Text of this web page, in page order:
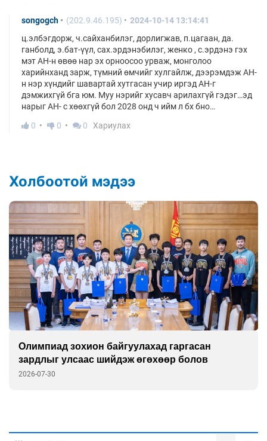
songogch (202.9.46.195)
2024-10-14 13:14:41
ц.элбэгдорж, ч.сайханбилэг, дорлигжав, п.цагаан, да.
ганболд, э.бат-үүл, сах.эрдэнэбилэг, женко , с.эрдэнэ гэх
мэт АН-н өвөө нар эх орноосоо урваж, монголоо
харийнханд зарж, түмний өмчийг хулгайлж, дээрэмдэж АН-
н нэр хүндийг шавартай хутгасан учир иргэд АН-г
дэмжихгүй бга юм. Муу нэрийг хусавч арилахгүй гэдэг…эд
нарыг АН- с хөөхгүй бол 2028 онд ч ийм л бх бно…
0
0 0 Хариулах
Холбоотой мэдээ
Олимпиад зохион байгуулахад гаргасан
зардлыг улсаас шийдэж өгөхөөр болов
2026-07-30